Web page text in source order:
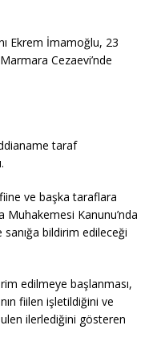
Ekrem İmamoğlu, 23
Cezaevi’nde
taraf
ve başka taraflara
Kanunu’nda
bildirim edileceği
edilmeye başlanması,
fiilen işletildiğini ve
ilerlediğini gösteren